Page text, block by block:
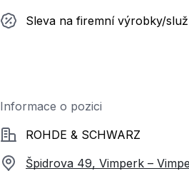
Sleva na firemní výrobky/
Informace o pozici
SpolečnostROHDE & SCHWARZ
Špidrova 49, Vimperk –